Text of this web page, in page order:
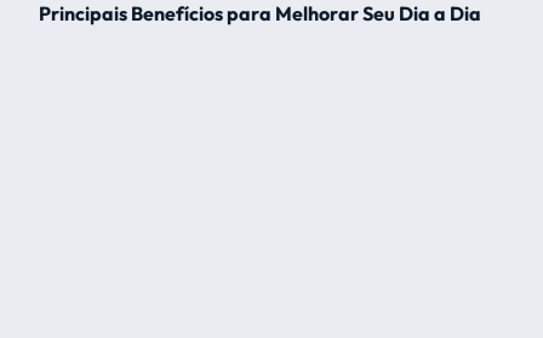
Principais Benefícios para Melhorar Seu Dia a Dia